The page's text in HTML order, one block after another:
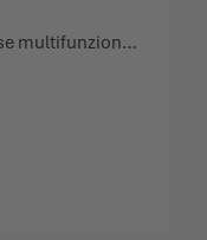
Il modello classico tra le scarpe basse multifunzione in una nuova versione.